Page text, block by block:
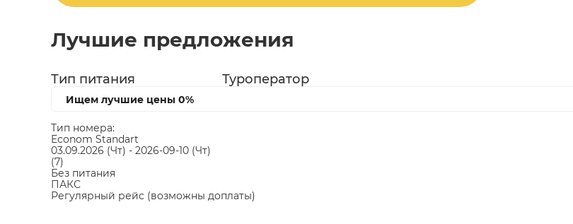
Лучшие предложения
Тип питания Туроператор
Ищем лучшие цены 0%
Тип номера:
Econom Standart
03.09.2026 (Чт) - 2026-09-10 (Чт)
(7)
Без питания
ПАКС
Регулярный рейс (возможны доплаты)